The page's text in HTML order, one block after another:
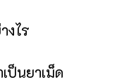
งไร
ป็นยาเม็ด